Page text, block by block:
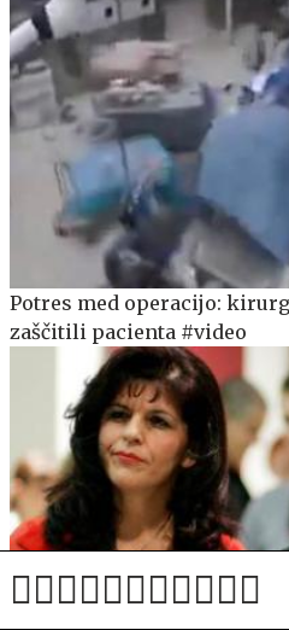
Potres med operacijo:
zaščitili pacienta #video